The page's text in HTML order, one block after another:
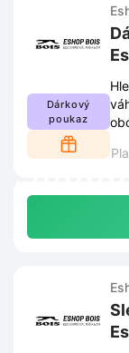
Dárkový
poukaz